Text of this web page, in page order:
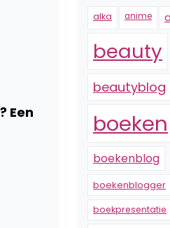
Een
alka anime
beauty
beautyblog
boeken
boekenblog
boekenblogger
boekpresentatie